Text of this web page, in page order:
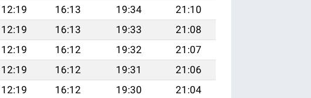
12:19 16:13 19:34
21:10
12:19 16:13 19:33
21:08
12:19 16:12 19:32
21:07
12:19 16:12 19:31
21:06
12:19 16:12 19:30
21:04